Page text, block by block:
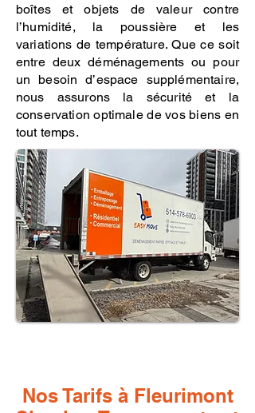
boîtes et objets de valeur contre
l’humidité, la poussière et les
variations de température. Que ce soit
entre deux déménagements ou pour
un besoin d’espace supplémentaire,
nous assurons la sécurité et la
conservation optimale de vos biens en
tout temps.
Nos Tarifs à Fleurimont